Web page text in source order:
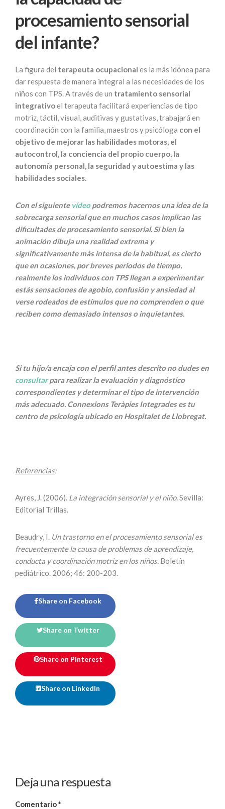
procesamiento sensorial
del infante?
La figura del terapeuta ocupacional es la más idónea para
dar respuesta de manera integral a las necesidades de los
niños con TPS. A través de un tratamiento sensorial
integrativoel terapeuta facilitará experiencias de tipo
motriz, táctil, visual, auditivas y gustativas, trabajará en
coordinación con la familia, maestros y psicóloga con el
objetivo de mejorar las habilidades motoras, el
autocontrol, la conciencia del propio cuerpo, la
autonomía personal, la seguridad y autoestima y las
habilidades sociales.
Con el siguiente vídeo podremos hacernos una idea de la
sobrecarga sensorial que en muchos casos implican las
dificultades de procesamiento sensorial. Si bien la
animación dibuja una realidad extrema y
significativamente más intensa de la habitual, es cierto
que en ocasiones, por breves periodos de tiempo,
realmente los individuos con TPS llegan a experimentar
estás sensaciones de agobio, confusión y ansiedad al
verse rodeados de estímulos que no comprenden o que
reciben como demasiado intensos o inquietantes.
Si tu hijo/a encaja con el perfil antes descrito no dudes en
consultarpara realizar la evaluación y diagnóstico
correspondientes y determinar el tipo de intervención
más adecuado. Connexions Teràpies Integrades es tu
centro de psicología ubicado en Hospitalet de Llobregat.
Referencias:
Ayres, J. (2006). La integración sensorial y el niño.Sevilla:
Editorial Trillas.
Beaudry, I. Un trastorno en el procesamiento sensorial es
frecuentemente la causa de problemas de aprendizaje,
conducta y coordinación motriz en los niños. Boletín
pediátrico. 2006; 46: 200-203.
Share on Facebook
Share on Twitter
Share on Pinterest
Share on LinkedIn
Deja una respuesta
Comentario*